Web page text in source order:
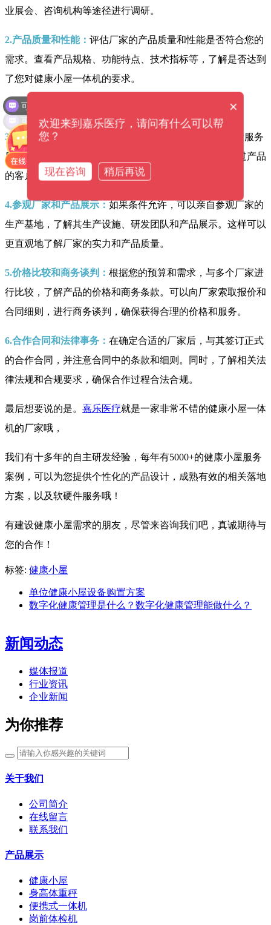
业展会、咨询机构等途径进行调研。
2.产品质量和性能： 评估厂家的产品质量和性能是否符合您的
需求。查看产品规格、功能特点、技术指标等，了解是否达到
了您对健康小屋一体机的要求。
3.技术支持和售后服务：
了解厂家的技术支持能力和售后服务
质量。可以查阅用户评价和口碑，咨询已经购买并使用过产品
的客户，了解厂家在技术支持和售后服务方面的表现。
4.参观厂家和产品展示： 如果条件允许，可以亲自参观厂家的
生产基地，了解其生产设施、研发团队和产品展示。这样可以
更直观地了解厂家的实力和产品质量。
5.价格比较和商务谈判： 根据您的预算和需求，与多个厂家进
行比较，了解产品的价格和商务条款。可以向厂家索取报价和
合同细则，进行商务谈判，确保获得合理的价格和服务。
6.合作合同和法律事务： 在确定合适的厂家后，与其签订正式
的合作合同，并注意合同中的条款和细则。同时，了解相关法
律法规和合规要求，确保合作过程合法合规。
最后想要说的是。 嘉乐医疗就是一家非常不错的健康小屋一体
机的厂家哦，
我们有十多年的自主研发经验，每年有5000+的健康小屋服务
案例，可以为您提供个性化的产品设计，成熟有效的相关落地
方案，以及软硬件服务哦！
有建设健康小屋需求的朋友，尽管来咨询我们吧，真诚期待与
您的合作！
标签: 健康小屋
单位健康小屋设备购置方案
数字化健康管理是什么？数字化健康管理能做什么？
新闻动态
媒体报道
行业资讯
企业新闻
为你推荐
关于我们
公司简介
在线留言
联系我们
产品展示
健康小屋
身高体重秤
便携式一体机
岗前体检机
可以介绍下你们的产品么？
可以提供解决方案吗？ ×
欢迎来到嘉乐医疗，请问有什么可以帮
您？
现在咨询 稍后再说